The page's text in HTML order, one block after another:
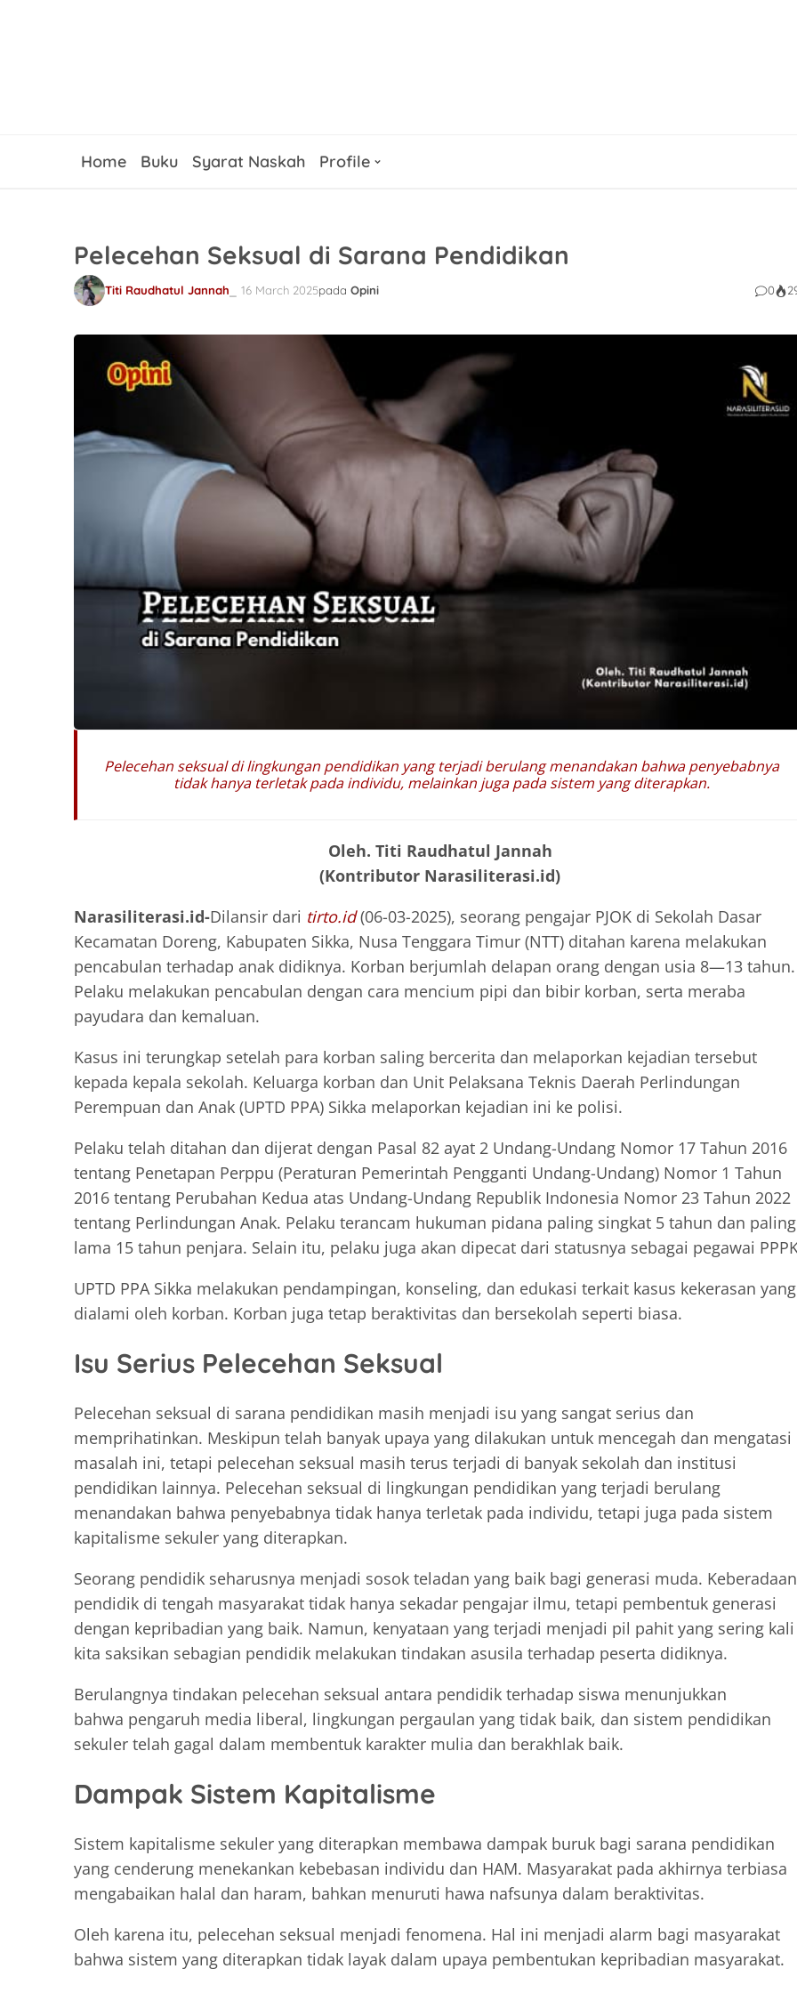
Home Buku Syarat Naskah Profile
Pelecehan Seksual di Sarana Pendidikan
Titi Raudhatul Jannah 16 March 2025pada Opini 0
Pelecehan seksual di lingkungan pendidikan yang terjadi berulang menandakan bahwa penyebabnya
tidak hanya terletak pada individu, melainkan juga pada sistem yang diterapkan.
Oleh. Titi Raudhatul Jannah
(Kontributor Narasiliterasi.id)
Narasiliterasi.id-Dilansir dari tirto.id(06-03-2025), seorang pengajar PJOK di Sekolah Dasar
Kecamatan Doreng, Kabupaten Sikka, Nusa Tenggara Timur (NTT) ditahan karena melakukan
pencabulan terhadap anak didiknya. Korban berjumlah delapan orang dengan usia 8—13 tahun.
Pelaku melakukan pencabulan dengan cara mencium pipi dan bibir korban, serta meraba
payudara dan kemaluan.
Kasus ini terungkap setelah para korban saling bercerita dan melaporkan kejadian tersebut
kepada kepala sekolah. Keluarga korban dan Unit Pelaksana Teknis Daerah Perlindungan
Perempuan dan Anak (UPTD PPA) Sikka melaporkan kejadian ini ke polisi.
Pelaku telah ditahan dan dijerat dengan Pasal 82 ayat 2 Undang-Undang Nomor 17 Tahun 2016
tentang Penetapan Perppu (Peraturan Pemerintah Pengganti Undang-Undang) Nomor 1 Tahun
2016 tentang Perubahan Kedua atas Undang-Undang Republik Indonesia Nomor 23 Tahun 2022
tentang Perlindungan Anak. Pelaku terancam hukuman pidana paling singkat 5 tahun dan paling
lama 15 tahun penjara. Selain itu, pelaku juga akan dipecat dari statusnya sebagai pegawai
UPTD PPA Sikka melakukan pendampingan, konseling, dan edukasi terkait kasus kekerasan yang
dialami oleh korban. Korban juga tetap beraktivitas dan bersekolah seperti biasa.
Isu Serius Pelecehan Seksual
Pelecehan seksual di sarana pendidikan masih menjadi isu yang sangat serius dan
memprihatinkan. Meskipun telah banyak upaya yang dilakukan untuk mencegah dan mengatasi
masalah ini, tetapi pelecehan seksual masih terus terjadi di banyak sekolah dan institusi
pendidikan lainnya. Pelecehan seksual di lingkungan pendidikan yang terjadi berulang
menandakan bahwa penyebabnya tidak hanya terletak pada individu, tetapi juga pada sistem
kapitalisme sekuler yang diterapkan.
Seorang pendidik seharusnya menjadi sosok teladan yang baik bagi generasi muda. Keberadaan
pendidik di tengah masyarakat tidak hanya sekadar pengajar ilmu, tetapi pembentuk generasi
dengan kepribadian yang baik. Namun, kenyataan yang terjadi menjadi pil pahit yang sering kali
kita saksikan sebagian pendidik melakukan tindakan asusila terhadap peserta didiknya.
Berulangnya tindakan pelecehan seksual antara pendidik terhadap siswa menunjukkan
bahwa pengaruh media liberal, lingkungan pergaulan yang tidak baik, dan sistem pendidikan
sekuler telah gagal dalam membentuk karakter mulia dan berakhlak baik.
Dampak Sistem Kapitalisme
Sistem kapitalisme sekuler yang diterapkan membawa dampak buruk bagi sarana pendidikan
yang cenderung menekankan kebebasan individu dan HAM. Masyarakat pada akhirnya terbiasa
mengabaikan halal dan haram, bahkan menuruti hawa nafsunya dalam beraktivitas.
Oleh karena itu, pelecehan seksual menjadi fenomena. Hal ini menjadi alarm bagi masyarakat
bahwa sistem yang diterapkan tidak layak dalam upaya pembentukan kepribadian masyarakat.